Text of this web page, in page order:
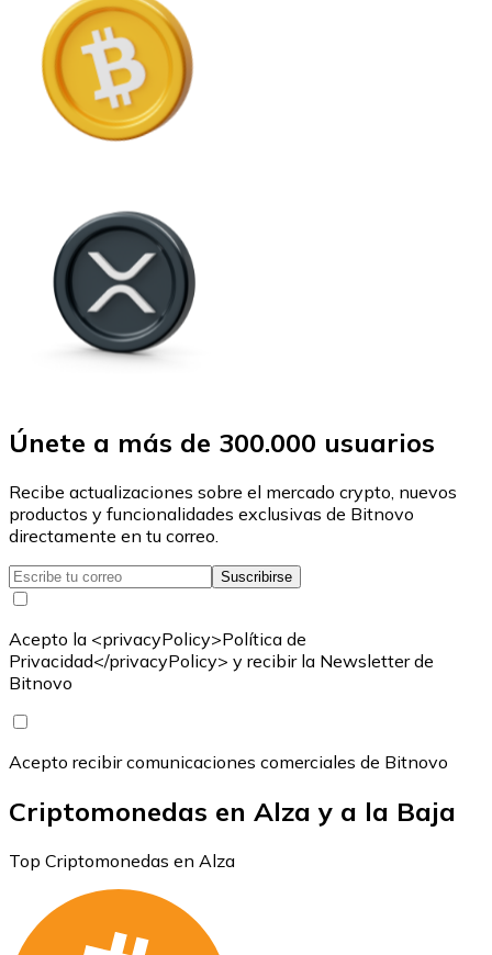
Únete a más de 300.000 usuarios
Recibe actualizaciones sobre el mercado crypto, nuevos
productos y funcionalidades exclusivas de Bitnovo
directamente en tu correo.
Suscribirse
Acepto la <privacyPolicy>Política de
Privacidad</privacyPolicy> y recibir la Newsletter de
Bitnovo
Acepto recibir comunicaciones comerciales de Bitnovo
Criptomonedas en Alza y a la Baja
Top Criptomonedas en Alza